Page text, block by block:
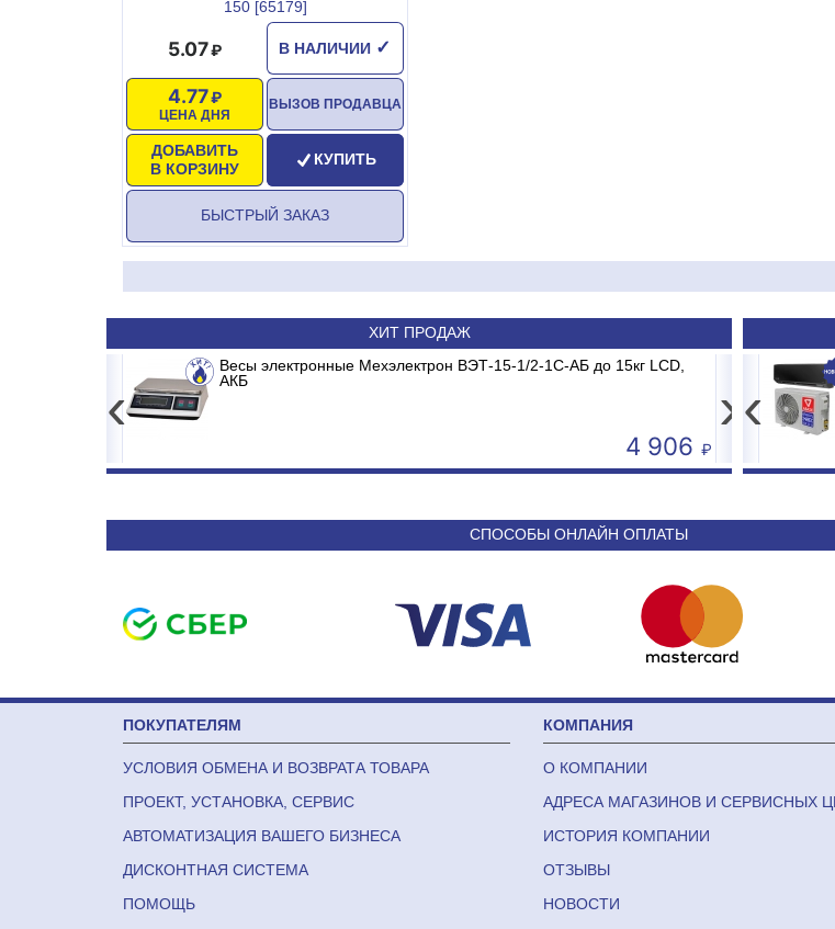
ХИТ ПРОДАЖ
Весы электронные Мехэлектрон ВЭТ-15-1/2-1С-АБ до 15кг LCD,
АКБ
4 906
‹ ›
Сплит-система ABASK ABK/INV-18 MDR/MB2/E1 MADRID INVERTER
50 590
‹
СПОСОБЫ ОНЛАЙН ОПЛАТЫ
150 [65179]
В НАЛИЧИИ ✓
5.07
ЦЕНА ДНЯ
4.77
ДОБАВИТЬ
В КОРЗИНУ
ВЫЗОВ ПРОДАВЦА
КУПИТЬ
БЫСТРЫЙ ЗАКАЗ
ПОКУПАТЕЛЯМ
УСЛОВИЯ ОБМЕНА И ВОЗВРАТА ТОВАРА
ПРОЕКТ, УСТАНОВКА, СЕРВИС
АВТОМАТИЗАЦИЯ ВАШЕГО БИЗНЕСА
ДИСКОНТНАЯ СИСТЕМА
ПОМОЩЬ
КОМПАНИЯ
О КОМПАНИИ
АДРЕСА МАГАЗИНОВ И СЕРВИСНЫХ
ИСТОРИЯ КОМПАНИИ
ОТЗЫВЫ
НОВОСТИ